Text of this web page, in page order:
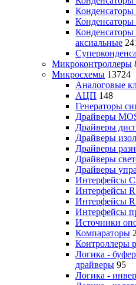
Конденсаторы
Конденсаторы
Конденсаторы
аксиальные
Микроконтроллеры
Микросхемы 13724
Аналоговые
АЦП 148
Генераторы
Драйверы
Драйверы
Драйверы
Драйверы
Драйверы
Драйверы
Интерфейсы
Интерфейсы
Интерфейсы
Интерфейсы
Источники
Компараторы
Контроллеры
Логика -
драйверы 95
Логика -